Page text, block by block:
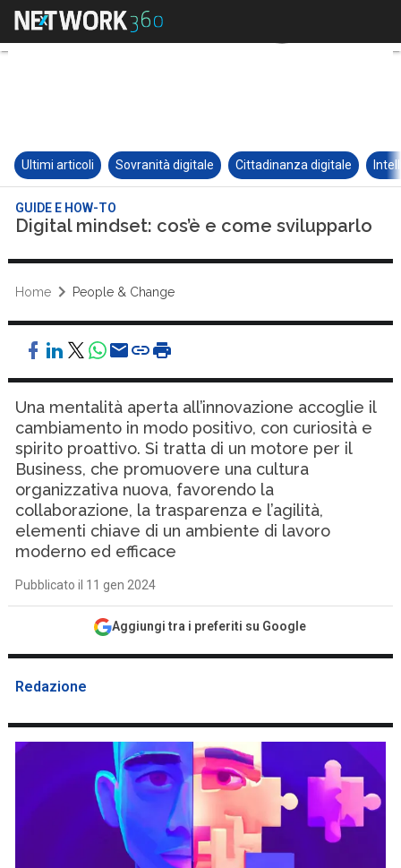
Ultimi articoli Sovranità digitale Cittadinanza digitale
GUIDE E HOW-TO
Digital mindset: cos’è e come svilupparlo
Home People & Change
Una mentalità aperta all’innovazione accoglie il
cambiamento in modo positivo, con curiosità e
spirito proattivo. Si tratta di un motore per il
Business, che promuovere una cultura
organizzativa nuova, favorendo la
collaborazione, la trasparenza e l’agilità,
elementi chiave di un ambiente di lavoro
moderno ed efficace
Pubblicato il 11 gen 2024
Aggiungi tra i preferiti su Google
Redazione